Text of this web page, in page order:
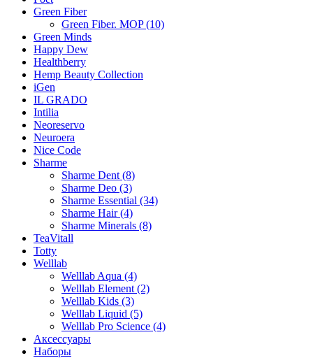
Green Fiber
Green Fiber. MOP (10)
Green Minds
Happy Dew
Healthberry
Hemp Beauty Collection
iGen
IL GRADO
Intilia
Neoreservo
Neuroera
Nice Code
Sharme
Sharme Dent (8)
Sharme Deo (3)
Sharme Essential (34)
Sharme Hair (4)
Sharme Minerals (8)
TeaVitall
Totty
Welllab
Welllab Aqua (4)
Welllab Element (2)
Welllab Kids (3)
Welllab Liquid (5)
Welllab Pro Science (4)
Аксессуары
Наборы